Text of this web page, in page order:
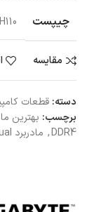
چیپست
مقایسه
دسته: قطعات
برچسب: بهترین
DDR4
, مادربرد Dual